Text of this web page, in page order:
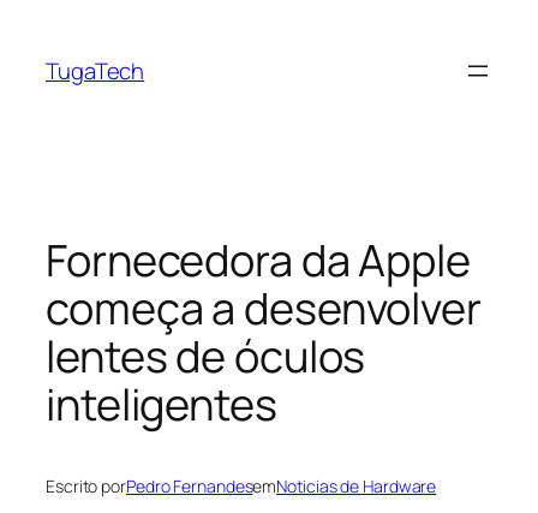
TugaTech
Fornecedora da Apple
começa a desenvolver
lentes de óculos
inteligentes
Escrito porPedro FernandesemNoticias de Hardware